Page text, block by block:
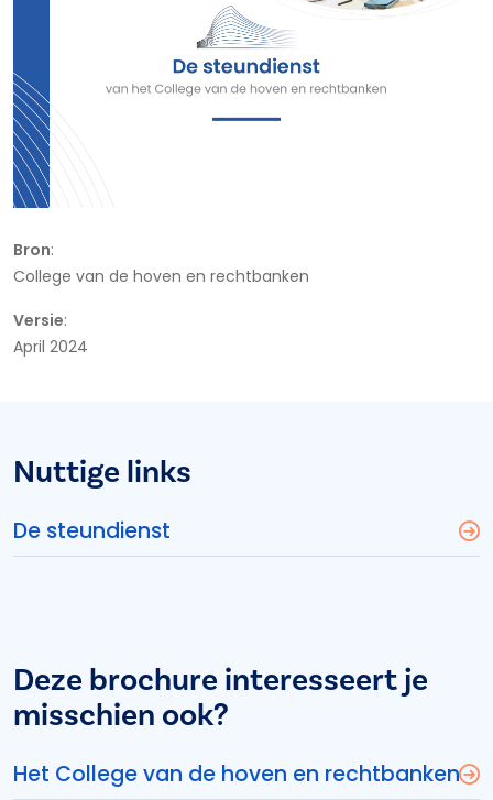
Bron:
College van de hoven en rechtbanken
Versie:
April 2024
Nuttige links
De steundienst
Deze brochure interesseert je
misschien ook?
Het College van de hoven en rechtbanken